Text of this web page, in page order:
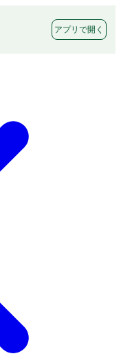
アプリで開く